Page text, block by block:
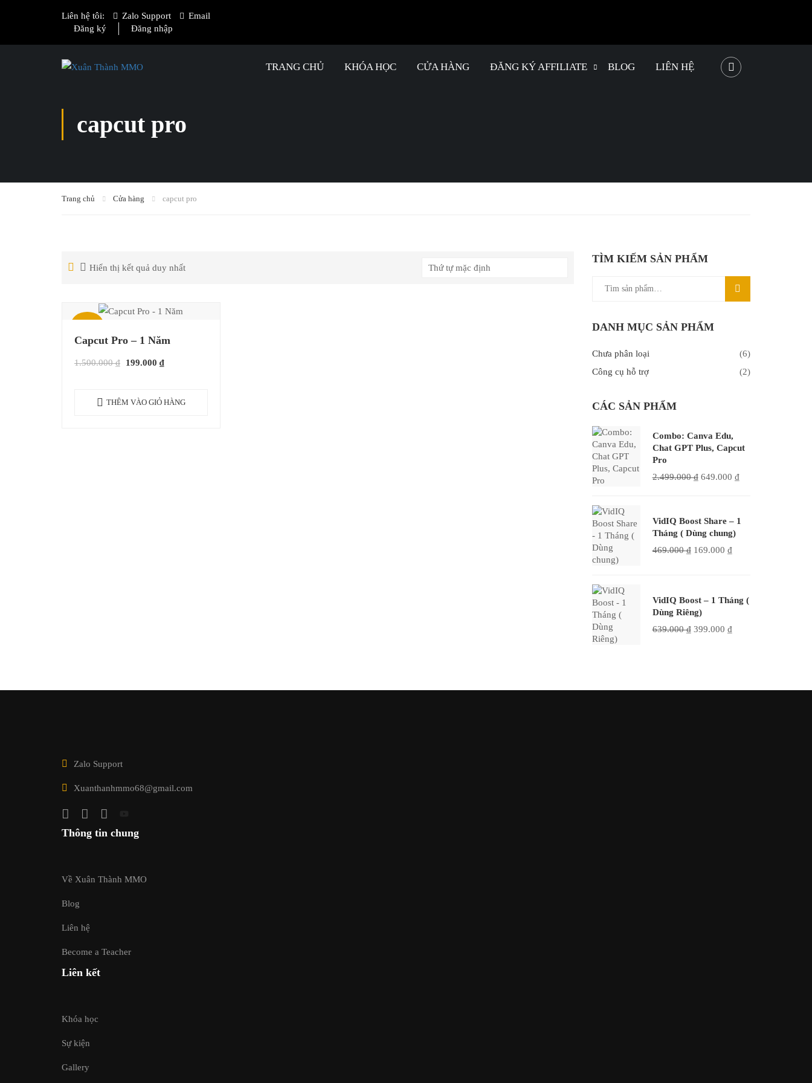
Liên hệ tôi: Zalo Support
Email
Đăng ký
Đăng nhập
TRANG CHỦ KHÓA HỌC CỬA HÀNG ĐĂNG KÝ AFFILIATE BLOG LIÊN HỆ
capcut pro
Trang chủ Cửa hàng capcut pro
Hiển thị kết quả duy nhất
Capcut Pro – 1 Năm
1.500.000₫
Giá
199.000 ₫Giá
THÊM VÀO GIỎ HÀNG
TÌM KIẾM SẢN PHẨM
Tìm
KIẾM
DANH MỤC SẢN PHẨM
Chưa phân loại
(6)
Công cụ hỗ trợ
(2)
CÁC SẢN PHẨM
Combo: Canva Edu,
Chat GPT Plus, Capcut
Pro
2.499.000₫ Giá
649.000 ₫Giá
649.000 ₫.
VidIQ Boost Share – 1
Tháng ( Dùng chung)
469.000₫ Giá
169.000 ₫Giá
169.000 ₫.
VidIQ Boost – 1 Tháng (
Dùng Riêng)
639.000₫ Giá
399.000 ₫Giá
Zalo Support
Xuanthanhmmo68@gmail.com
Thông tin chung
Về Xuân Thành MMO
Blog
Liên hệ
Become a Teacher
Liên kết
Khóa học
Sự kiện
Gallery